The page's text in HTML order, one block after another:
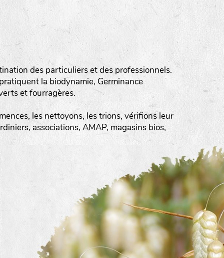
des particuliers et des professionnels.
la biodynamie, Germinance
et fourragères.
les nettoyons, les trions, vérifions leur
associations, AMAP, magasins bios,